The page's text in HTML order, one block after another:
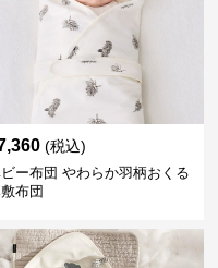
(税込)
ー布団 やわらか羽柄おくる
布団